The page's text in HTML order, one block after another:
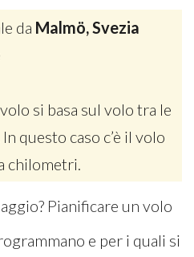
da Malmö, Svezia
si basa sul volo tra le
questo caso c’è il volo
chilometri.
Pianificare un volo
e per i quali si